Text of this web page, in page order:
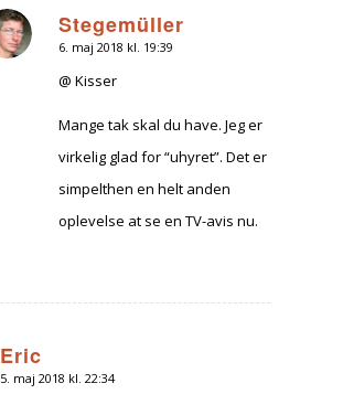
Stegemüller
siger:
6. maj 2018 kl. 19:39
@ Kisser
Mange tak skal du have. Jeg er
virkelig glad for “uhyret”. Det er
simpelthen en helt anden
oplevelse at se en TV-avis nu.
Eric
siger:
5. maj 2018 kl. 22:34